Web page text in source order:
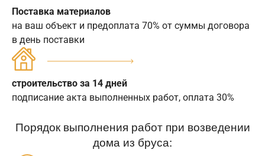
Поставка материалов
на ваш объект и предоплата 70% от суммы договора
в день поставки
строительство за 14 дней
подписание акта выполненных работ, оплата 30%
Порядок выполнения работ при возведении
дома из бруса: